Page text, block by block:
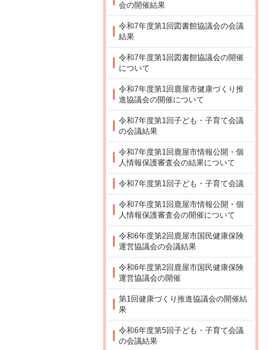
会の開催結果
令和7年度第1回図書館協議会の会議
結果
令和7年度第1回図書館協議会の開催
について
令和7年度第1回鹿屋市健康づくり推
進協議会の開催について
令和7年度第1回子ども・子育て会議
の会議結果
令和7年度第1回鹿屋市情報公開・個
人情報保護審査会の結果について
令和7年度第1回子ども・子育て会議
令和7年度第1回鹿屋市情報公開・個
人情報保護審査会の開催について
令和6年度第2回鹿屋市国民健康保険
運営協議会の会議結果
令和6年度第2回鹿屋市国民健康保険
運営協議会の開催
第1回健康づくり推進協議会の開催結
果
令和6年度第5回子ども・子育て会議
の会議結果